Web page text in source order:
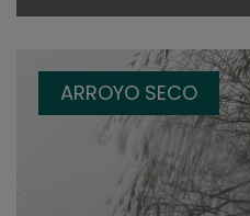
ARROYO SECO